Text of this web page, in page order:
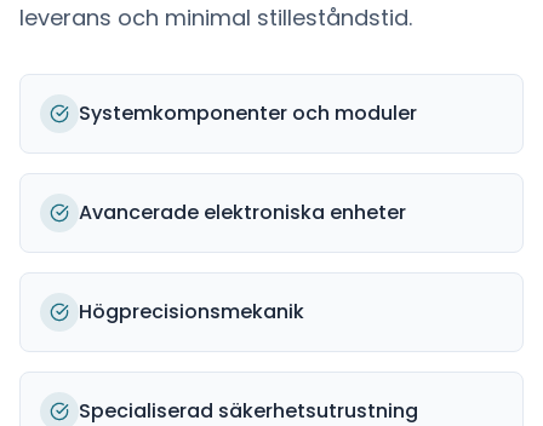
leverans och minimal stilleståndstid.
Systemkomponenter och moduler
Avancerade elektroniska enheter
Högprecisionsmekanik
Specialiserad säkerhetsutrustning